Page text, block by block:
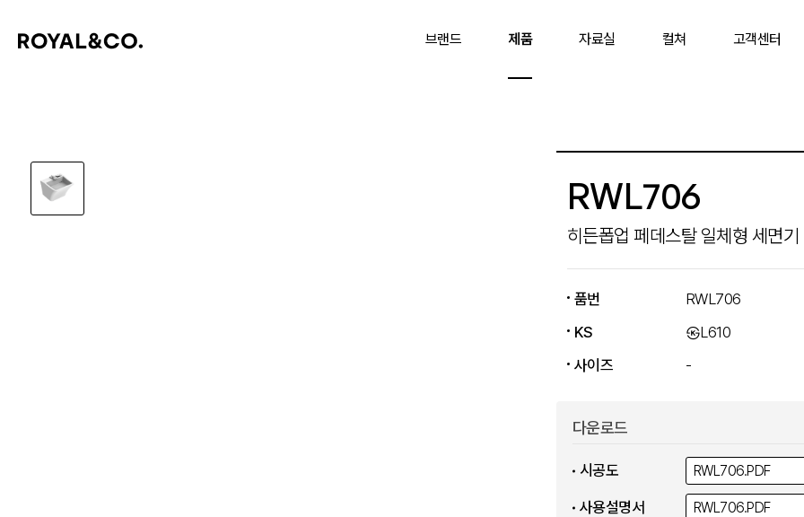
브랜드 제품 자료실 컬쳐 고객센터
RWL706
히든폽업 페데스탈 일체형 세면
품번
RWL706
KS
㉿L610
사이즈
-
다운로드
시공도 RWL706.PDF
사용설명서 RWL706.PDF